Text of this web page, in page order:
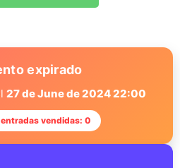
expirado
27 de June de 2024 22:00
vendidas: 0